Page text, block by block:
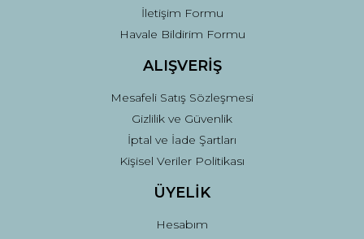
İletişim Formu
Havale Bildirim Formu
ALIŞVERİŞ
Mesafeli Satış Sözleşmesi
Gizlilik ve Güvenlik
İptal ve İade Şartları
Kişisel Veriler Politikası
ÜYELİK
Hesabım